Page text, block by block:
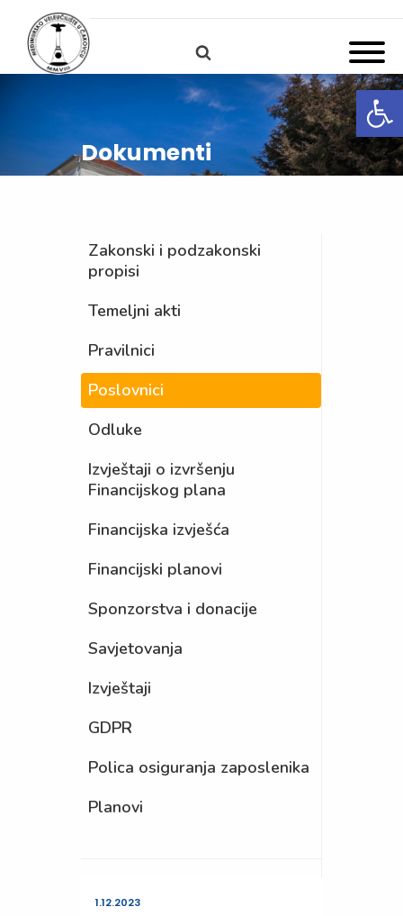
Dokumenti
Zakonski i podzakonski
propisi
Temeljni akti
Pravilnici
Poslovnici
Odluke
Izvještaji o izvršenju
Financijskog plana
Financijska izvješća
Financijski planovi
Sponzorstva i donacije
Savjetovanja
Izvještaji
GDPR
Polica osiguranja zaposlenika
Planovi
1.12.2023